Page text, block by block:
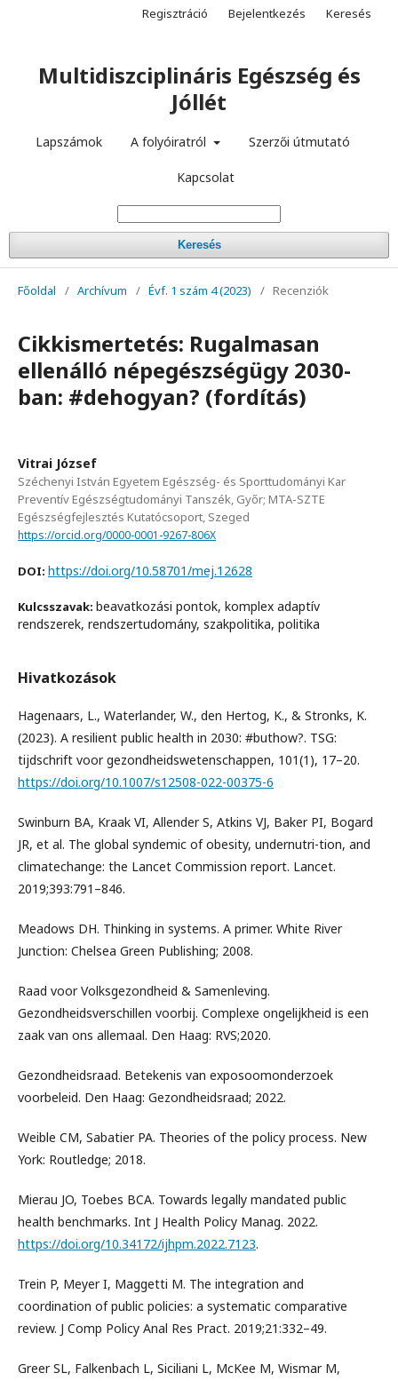
Multidiszciplináris Egészség és
Jóllét
Lapszámok A folyóiratról Szerzői útmutató
Kapcsolat
Keresés
Regisztráció Bejelentkezés Keresés
Főoldal / Archívum / Évf. 1 szám 4 (2023) / Recenziók
Cikkismertetés: Rugalmasan
ellenálló népegészségügy 2030-
ban: #dehogyan? (fordítás)
Vitrai József
Széchenyi István Egyetem Egészség- és Sporttudományi Kar
Preventív Egészségtudományi Tanszék, Győr; MTA-SZTE
Egészségfejlesztés Kutatócsoport, Szeged
https://orcid.org/0000-0001-9267-806X
DOI: https://doi.org/10.58701/mej.12628
Kulcsszavak: beavatkozási pontok, komplex adaptív
rendszerek, rendszertudomány, szakpolitika, politika
Hivatkozások
Hagenaars, L., Waterlander, W., den Hertog, K., & Stronks, K.
(2023). A resilient public health in 2030: #buthow?. TSG:
tijdschrift voor gezondheidswetenschappen, 101(1), 17–20.
https://doi.org/10.1007/s12508-022-00375-6
Swinburn BA, Kraak VI, Allender S, Atkins VJ, Baker PI, Bogard
JR, et al. The global syndemic of obesity, undernutri-tion, and
climatechange: the Lancet Commission report. Lancet.
2019;393:791–846.
Meadows DH. Thinking in systems. A primer. White River
Junction: Chelsea Green Publishing; 2008.
Raad voor Volksgezondheid & Samenleving.
Gezondheidsverschillen voorbij. Complexe ongelijkheid is een
zaak van ons allemaal. Den Haag: RVS;2020.
Gezondheidsraad. Betekenis van exposoomonderzoek
voorbeleid. Den Haag: Gezondheidsraad; 2022.
Weible CM, Sabatier PA. Theories of the policy process. New
York: Routledge; 2018.
Mierau JO, Toebes BCA. Towards legally mandated public
health benchmarks. Int J Health Policy Manag. 2022.
https://doi.org/10.34172/ijhpm.2022.7123.
Trein P, Meyer I, Maggetti M. The integration and
coordination of public policies: a systematic comparative
review. J Comp Policy Anal Res Pract. 2019;21:332–49.
Greer SL, Falkenbach L, Siciliani L, McKee M, Wismar M,